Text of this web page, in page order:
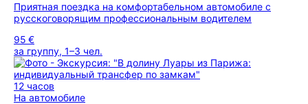
Приятная поездка на комфортабельном автомобиле с
русскоговорящим профессиональным водителем
95 €
за группу, 1–3 чел.
12 часов
На автомобиле